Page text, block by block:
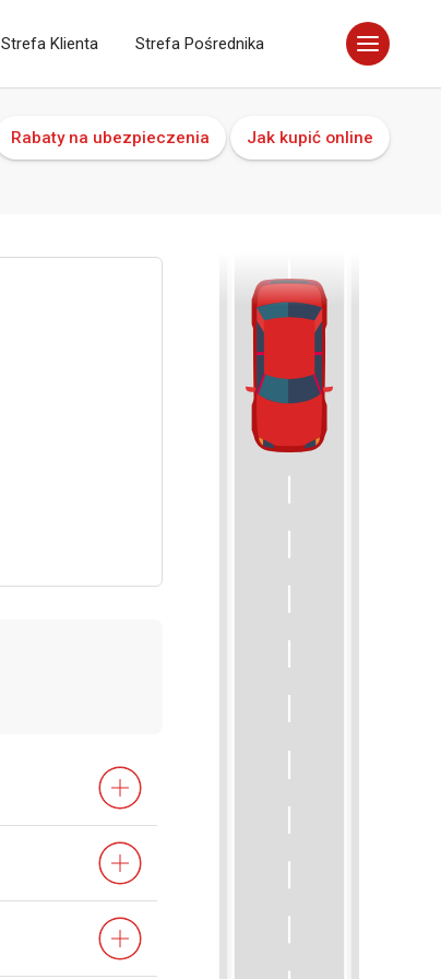
Strefa Klienta Strefa Pośrednika
Rabaty na ubezpieczenia Jak kupić online